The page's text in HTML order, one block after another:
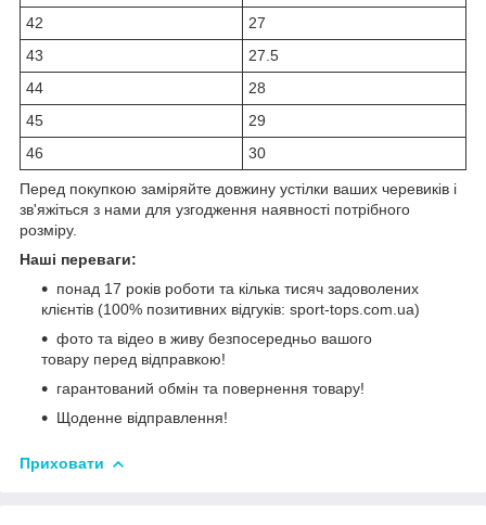
42
27
43
27.5
44
28
45
29
46
30
Перед покупкою заміряйте довжину устілки ваших черевиків і
зв'яжіться з нами для узгодження наявності потрібного
розміру.
Наші переваги:
понад 17 років роботи та кілька тисяч задоволених
клієнтів (100% позитивних відгуків: sport-tops.com.ua)
фото та відео в живу безпосередньо вашого
товару перед відправкою!
гарантований обмін та повернення товару!
Щоденне відправлення!
Приховати